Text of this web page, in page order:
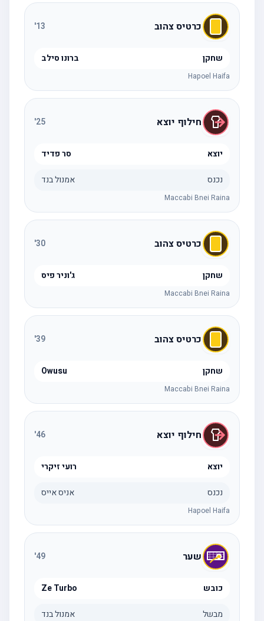
כרטיס צהוב 13
'
שחקן ברונו סילב
Hapoel Haifa
חילוף יוצא 25
'
יוצא סר פדיד
נכנס אמנול בנד
Maccabi Bnei Raina
כרטיס צהוב 30
'
שחקן ג'וניר פיס
Maccabi Bnei Raina
כרטיס צהוב 39
'
שחקן Owusu
Maccabi Bnei Raina
חילוף יוצא 46
'
יוצא רועי זיקרי
נכנס אניס אייס
Hapoel Haifa
שער 49
'
כובש Ze Turbo
מבשל אמנול בנד